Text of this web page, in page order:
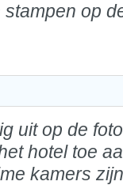
op
uit op de
hotel toe
kamers